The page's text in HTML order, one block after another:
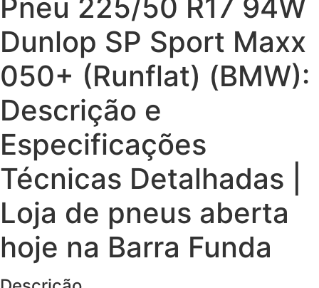
Pneu 225/50 R17 94W
Dunlop SP Sport Maxx
050+ (Runflat) (BMW):
Descrição e
Especificações
Técnicas Detalhadas |
Loja de pneus aberta
hoje na Barra Funda